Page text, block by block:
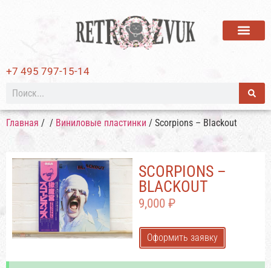
+7 495 797-15-14
Главная / / Виниловые пластинки / Scorpions ‎– Blackout
SCORPIONS ‎–
BLACKOUT
9,000 ₽
Оформить заявку